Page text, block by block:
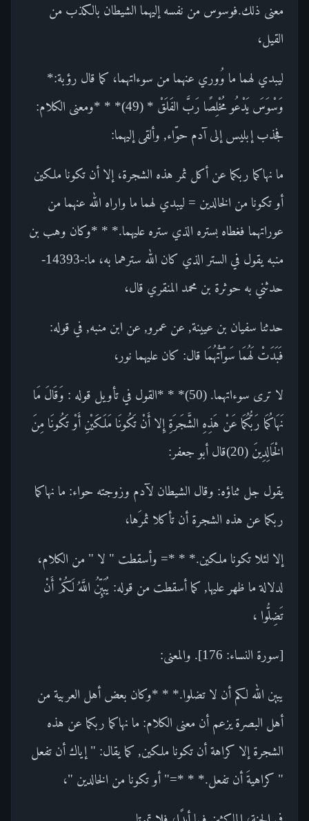
معنى ذلك.فوسوس من نفسه إليهما الشيطان بالكذب من
القيل،
ليبدي لهما ما وُوري عنهما من سوءاتهما، كما قال رؤبة:*
وَسْوَسَ يَدْعُو مُخْلِصًا رَبَّ الفَلَقْ * (49)* * *ومعنى الكلام:
فجذب إبليس إلى آدم حوّاء, وألقى إليهما:
ما نهاكما ربكما عن أكل ثمر هذه الشجرة، إلا أن تكونا ملكين
أو تكونا من الخالدين = ليبدي لهما ما واراه الله عنهما من
عوراتهما فغطاه بستره الذي ستره عليهما.* * *وكان وهب بن
منبه يقول في الستر الذي كان الله سترهما به، ما:-14393-
حدثني به حوثرة بن محمد المنقري قال،
حدثنا سفيان بن عيينة, عن عمرو, عن ابن منبه, في قوله:
فَبَدَتْ لَهُمَا سَوْآتُهُمَا قال: كان عليهما نور،
لا ترى سوءاتهما. (50)* * *القول في تأويل قوله : وَقَالَ مَا
نَهَاكُمَا رَبُّكُمَا عَنْ هَذِهِ الشَّجَرَةِ إِلا أَنْ تَكُونَا مَلَكَيْنِ أَوْ تَكُونَا مِنَ
الْخَالِدِينَ (20)قال أبو جعفر:
يقول جل ثناؤه: وقال الشيطان لآدم وزوجته حواء: ما نهاكما
ربكما عن هذه الشجرة أن تأكلا ثمرَها،
إلا لئلا تكونا ملكين.* * *= وأسقطت " لا " من الكلام،
لدلالة ما ظهر عليها, كما أسقطت من قوله: يُبَيِّنُ اللَّهُ لَكُمْ أَنْ
تَضِلُّوا ،
[سورة النساء: 176]. والمعنى:
يبين الله لكم أن لا تضلوا.* * *وكان بعض أهل العربية من
أهل البصرة يزعم أن معنى الكلام: ما نهاكما ربكما عن هذه
الشجرة إلا كراهة أن تكونا ملكين, كما يقال: " إياك أن تفعل
" كراهيةَ أن تفعل.* * *=" أو تكونا من الخالدين "،